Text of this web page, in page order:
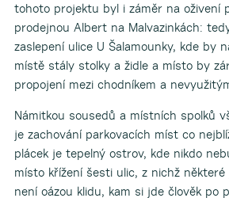
tohoto projektu byl i záměr na oživení
prodejnou Albert na Malvazinkách:
zaslepení ulice U Šalamounky, kde by
místě stály stolky a židle a místo by
propojení mezi chodníkem a
Námitkou sousedů a místních spolků
je zachování parkovacích míst co
plácek je tepelný ostrov, kde nikdo
místo křížení šesti ulic, z nichž
není oázou klidu, kam si jde člověk po